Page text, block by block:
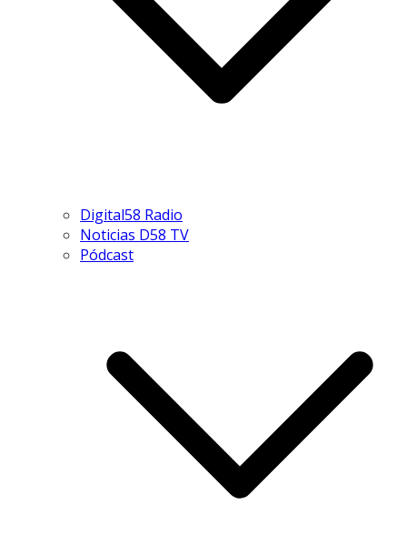
Digital58 Radio
Noticias D58 TV
Pódcast